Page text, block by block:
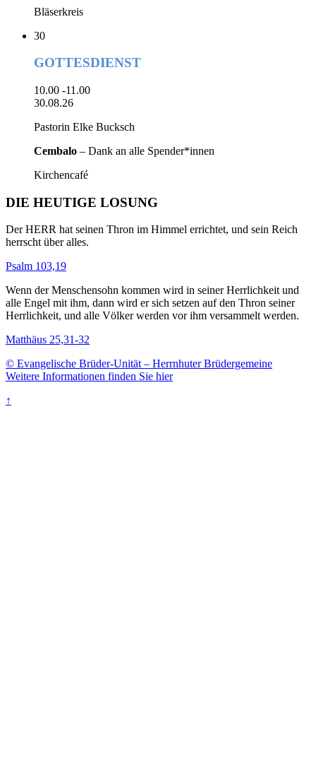
Bläserkreis
30
GOTTESDIENST
10.00 -11.00
30.08.26
Pastorin Elke Bucksch
Cembalo – Dank an alle Spender*innen
Kirchencafé
DIE HEUTIGE LOSUNG
Der HERR hat seinen Thron im Himmel errichtet, und sein Reich
herrscht über alles.
Psalm 103,19
Wenn der Menschensohn kommen wird in seiner Herrlichkeit und
alle Engel mit ihm, dann wird er sich setzen auf den Thron seiner
Herrlichkeit, und alle Völker werden vor ihm versammelt werden.
Matthäus 25,31-32
© Evangelische Brüder-Unität – Herrnhuter Brüdergemeine
Weitere Informationen finden Sie hier
↑